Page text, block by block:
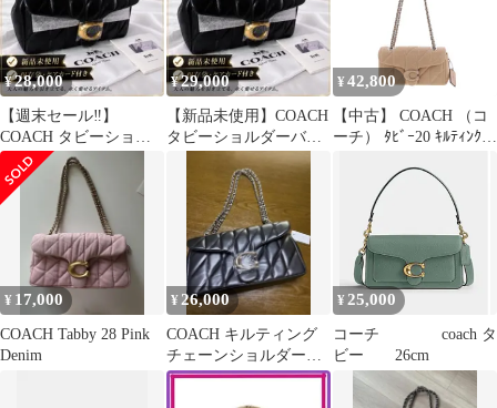
¥28,000
【週末セール‼】
COACH タビーショル
ダー バッグ26キルティ
ングナッパレザー
¥29,000
【新品未使用】COACH
タビーショルダーバッ
グ26キルティングナッ
¥ 42,800
【中古】 COACH （コ
ーチ） ﾀﾋﾞｰ20 ｷﾙﾃｨﾝｸﾞｼ
ルダー/メッセンジャー
バッグ ベージュ Tabby
Beige CP145 used:B
¥ 17,000
COACH Tabby 28 Pink
Denim
¥26,000
COACH キルティング
チェーンショルダーバ
ッグ タビー26ブラック
¥25,000
コーチ coach タ
ビー 26cm